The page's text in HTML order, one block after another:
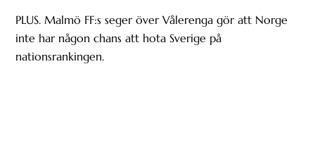
PLUS. Malmö FF:s seger över Vålerenga gör att Norge
inte har någon chans att hota Sverige på
nationsrankingen.